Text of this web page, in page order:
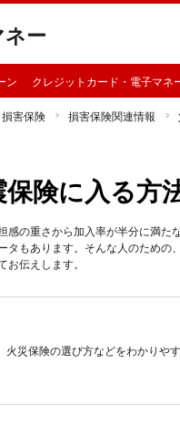
ネー
ン クレジットカード・電子マネ
損害保険 損害保険関連情報
険に入る方
感の重さから加入率が半分に満
タもあります。そんな人のため
お伝えします。
災保険の選び方などをわかりや